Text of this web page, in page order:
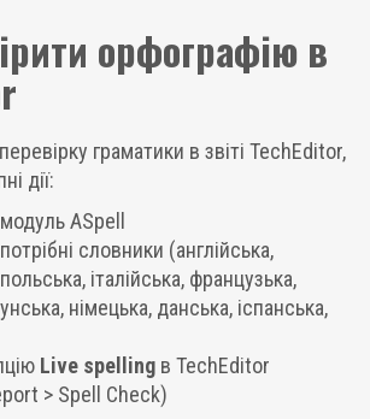
орфографію в
граматики в звіті TechEditor,
дії:
ASpell
словники (англійська,
італійська, французька,
німецька, данська, іспанська,
Live spelling в TechEditor
> Spell Check)